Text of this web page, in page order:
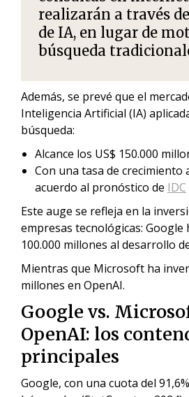
realizarán a través
de IA, en lugar de
búsqueda
Además, se prevé que el
Inteligencia Artificial (IA)
búsqueda:
Alcance los US$ 150.000
Con una tasa de crecimiento
acuerdo al pronóstico de IDC
Este auge se refleja en la
empresas tecnológicas: Google
100.000 millones al desarrollo
Mientras que Microsoft ha
millones en OpenAI.
Google vs.
OpenAI: los
principales
Google, con una cuota del